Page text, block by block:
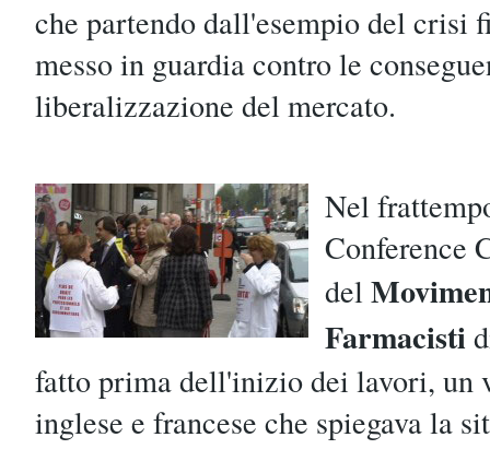
che partendo dall'esempio del crisi
messo in guardia contro le
liberalizzazione del mercato.
Nel
Conference
del
Farmacisti
fatto prima dell'inizio dei lavori, un
inglese e francese che spiegava la